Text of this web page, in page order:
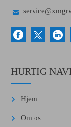

HURTIG
Hjem
Om os